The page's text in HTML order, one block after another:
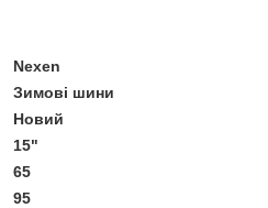
Nexen
Зимові шини
Новий
15"
65
95